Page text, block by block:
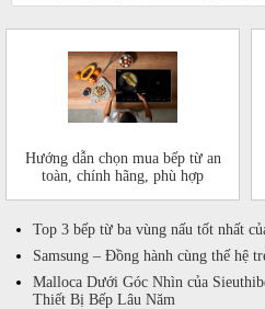
Hướng dẫn chọn mua bếp từ an
toàn, chính hãng, phù hợp
Top 3 bếp từ ba vùng nấu tốt nhất
Samsung – Đồng hành cùng thế hệ
Malloca Dưới Góc Nhìn của
Thiết Bị Bếp Lâu Năm